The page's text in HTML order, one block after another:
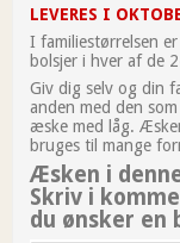
LEVERES I
I familiestørrelsen
bolsjer i hver af de
Giv dig selv og din
anden med den
æske med låg.
bruges til mange
Æsken i
Skriv i
du ønsker en